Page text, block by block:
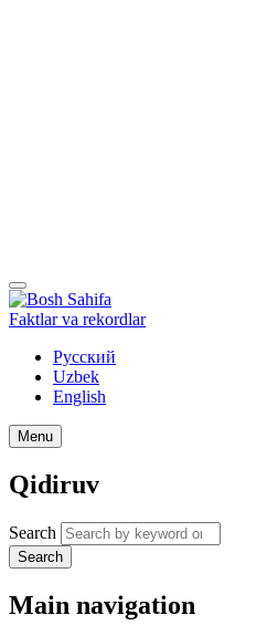
Faktlar va rekordlar
Русский
Uzbek
English
Menu
Qidiruv
Search
Search
Main navigation